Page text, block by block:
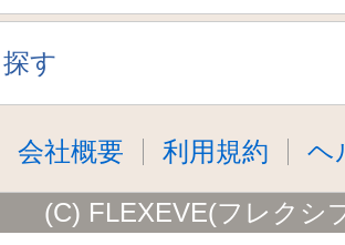
す
会社概要 利用規約 ヘ
(C) FLEXEVE(フレクシ